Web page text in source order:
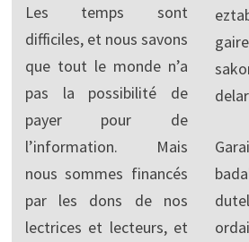
Les temps sont
difficiles, et nous savons
que tout le monde n’a
pas la possibilité de
payer pour de
l’information. Mais
nous sommes financés
par les dons de nos
lectrices et lecteurs, et